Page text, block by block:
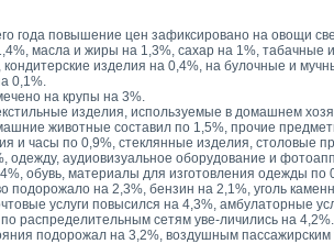
года повышение цен зафиксировано на овощи
масла и жиры на 1,3%, сахар на 1%, табачные
изделия на 0,4%, на булочные и
0,1%.
на крупы на 3%.
изделия, используемые в домашнем
животные составил по 1,5%, прочие
и часы по 0,9%, стеклянные изделия, столовые
одежду, аудиовизуальное оборудование и
обувь, материалы для изготовления одежды по
подорожало на 2,3%, бензин на 2,1%, уголь
услуги повысился на 4,3%, амбулаторные
распределительным сетям уве-личились на 4,2%.
подорожал на 3,2%, воздушным